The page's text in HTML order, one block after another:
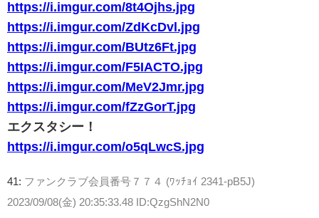
https://i.imgur.com/8t4Ojhs.jpg
https://i.imgur.com/ZdKcDvl.jpg
https://i.imgur.com/BUtz6Ft.jpg
https://i.imgur.com/F5IACTO.jpg
https://i.imgur.com/MeV2Jmr.jpg
https://i.imgur.com/fZzGorT.jpg
エクスタシー！
https://i.imgur.com/o5qLwcS.jpg
41: ファンクラブ会員番号７７４ (ﾜｯﾁｮｲ 2341-pB5J)
2023/09/08(金) 20:35:33.48 ID:QzgShN2N0